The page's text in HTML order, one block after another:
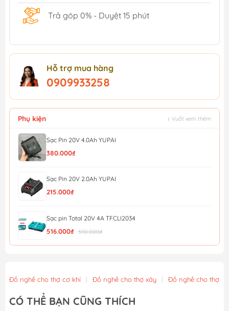
Trả góp 0% - Duyệt 15 phút
Hỗ trợ mua hàng
0909933258
Phụ kiện ↕ Vuốt xem thêm
Sạc Pin 20V 4.0Ah YUPAI
380.000₫
Sạc Pin 20V 2.0Ah YUPAI
215.000₫
Sạc pin Total 20V 4A TFCLI2034
516.000₫ 590.000₫
Sạc pin Lithium-ion 16.8V Total TCLI16071
76.000₫
Đồ nghề cho thợ cơ khí | Đồ nghề cho thợ xây | Đồ nghề cho thợ
CÓ THỂ BẠN CŨNG THÍCH